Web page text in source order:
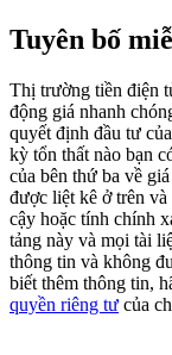
Share 500000
Exclusive for
Register &
Precious
Trade Gold &
Tuyên bố
Thị trường tiền điện
động giá nhanh
quyết định đầu tư
kỳ tổn thất nào bạn
của bên thứ ba về
được liệt kê ở trên
cậy hoặc tính chính
tảng này và mọi tài
thông tin và không
biết thêm thông tin,
quyền riêng tư của